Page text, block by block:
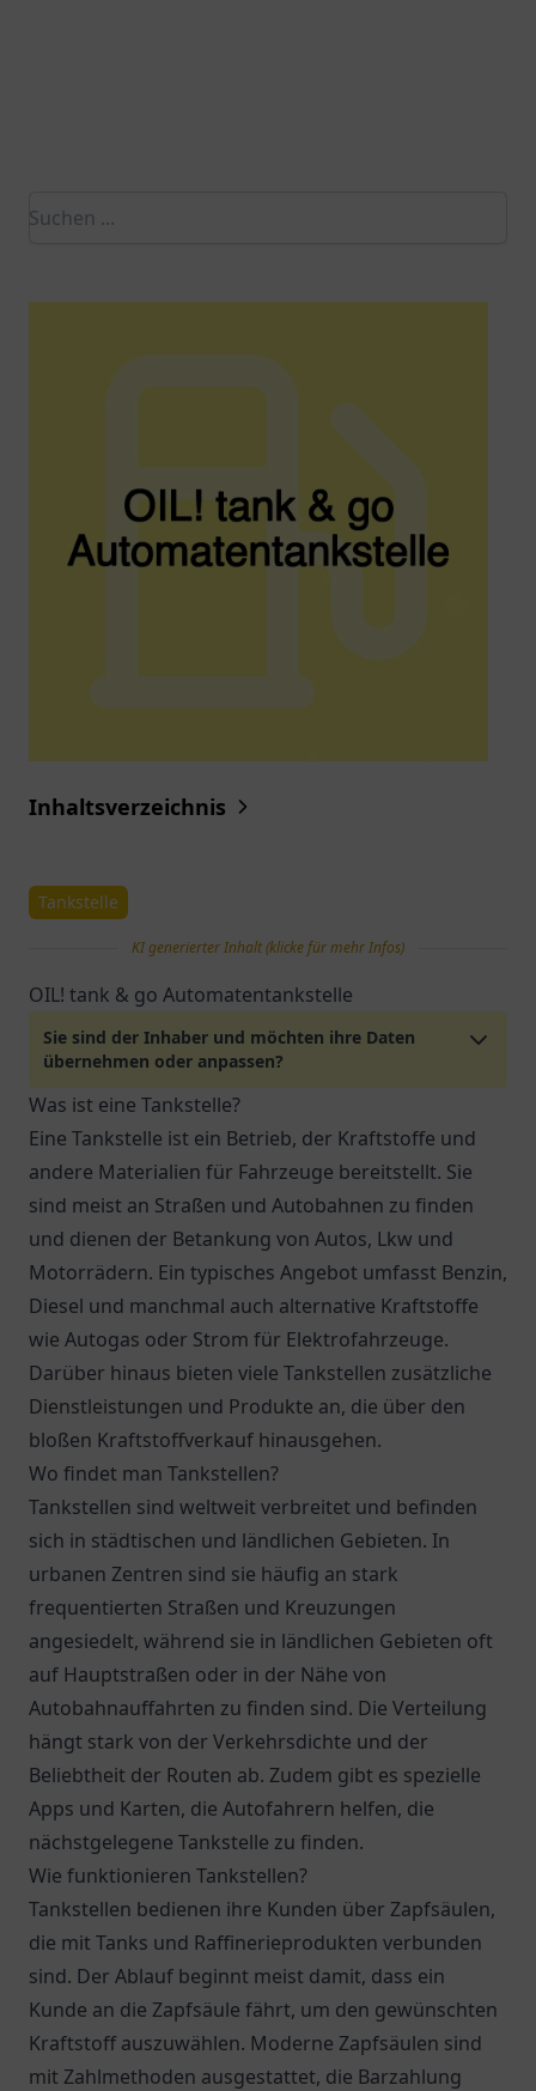
Inhaltsverzeichnis
Tankstelle
KI generierter Inhalt (klicke für mehr Infos)
OIL! tank & go Automatentankstelle
Sie sind der Inhaber und möchten ihre Daten
übernehmen oder anpassen?
Was ist eine Tankstelle?
Eine Tankstelle ist ein Betrieb, der Kraftstoffe und
andere Materialien für Fahrzeuge bereitstellt. Sie
sind meist an Straßen und Autobahnen zu finden
und dienen der Betankung von Autos, Lkw und
Motorrädern. Ein typisches Angebot umfasst Benzin,
Diesel und manchmal auch alternative Kraftstoffe
wie Autogas oder Strom für Elektrofahrzeuge.
Darüber hinaus bieten viele Tankstellen zusätzliche
Dienstleistungen und Produkte an, die über den
bloßen Kraftstoffverkauf hinausgehen.
Wo findet man Tankstellen?
Tankstellen sind weltweit verbreitet und befinden
sich in städtischen und ländlichen Gebieten. In
urbanen Zentren sind sie häufig an stark
frequentierten Straßen und Kreuzungen
angesiedelt, während sie in ländlichen Gebieten oft
auf Hauptstraßen oder in der Nähe von
Autobahnauffahrten zu finden sind. Die Verteilung
hängt stark von der Verkehrsdichte und der
Beliebtheit der Routen ab. Zudem gibt es spezielle
Apps und Karten, die Autofahrern helfen, die
nächstgelegene Tankstelle zu finden.
Wie funktionieren Tankstellen?
Tankstellen bedienen ihre Kunden über Zapfsäulen,
die mit Tanks und Raffinerieprodukten verbunden
sind. Der Ablauf beginnt meist damit, dass ein
Kunde an die Zapfsäule fährt, um den gewünschten
Kraftstoff auszuwählen. Moderne Zapfsäulen sind
mit Zahlmethoden ausgestattet, die Barzahlung